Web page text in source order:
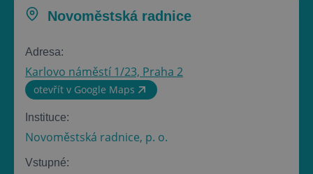
Novoměstská radnice
Adresa:
Karlovo náměstí 1/23, Praha 2
otevřít v Google Maps
Instituce:
Novoměstská radnice, p. o.
Vstupné: